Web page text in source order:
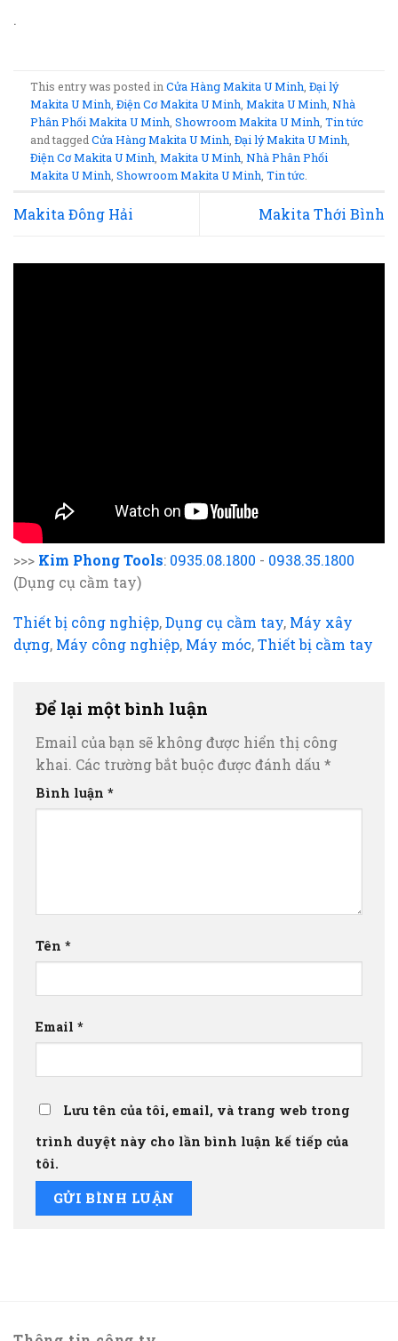
.
This entry was posted inCửa Hàng Makita U Minh ,Đại lý
Makita U Minh ,Điện Cơ Makita U Minh ,Makita U Minh ,Nhà
Phân Phối Makita U Minh ,Showroom Makita U Minh ,Tin tức
and taggedCửa Hàng Makita U Minh ,Đại lý Makita U Minh
Điện Cơ Makita U Minh ,Makita U Minh ,Nhà Phân Phối
Makita U Minh ,Showroom Makita U Minh ,Tin tức
Makita Đông Hải Makita Thới Bình
>>> Kim Phong Tools: 0935.08.1800 - 0938.35.1800
(Dụng cụ cầm tay)
Thiết bị công nghiệp,Dụng cụ cầm tay, Máy xây
dựng, Máy công nghiệp, Máy móc,Thiết bị cầm tay
Để lại một bình luận
Email của bạn sẽ không được hiển thị công
khai. Các trường bắt buộc được đánh dấu *
Bình luận *
Tên *
Email *
Lưu tên của tôi, email, và trang web trong
trình duyệt này cho lần bình luận kế tiếp của
tôi.